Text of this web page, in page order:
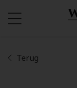
Terug